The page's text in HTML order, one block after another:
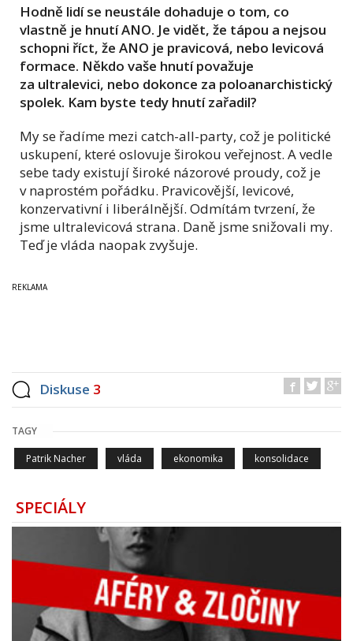
Hodně lidí se neustále dohaduje o tom, co
vlastně je hnutí ANO. Je vidět, že tápou a nejsou
schopni říct, že ANO je pravicová, nebo levicová
formace. Někdo vaše hnutí považuje
za ultralevici, nebo dokonce za poloanarchistický
spolek. Kam byste tedy hnutí zařadil?
My se řadíme mezi catch-all-party, což je politické
uskupení, které oslovuje širokou veřejnost. A vedle
sebe tady existují široké názorové proudy, což je
v naprostém pořádku. Pravicovější, levicové,
konzervativní i liberálnější. Odmítám tvrzení, že
jsme ultralevicová strana. Daně jsme snižovali my.
Teď je vláda naopak zvyšuje.
Diskuse 3
TAGY
Patrik Nacher vláda ekonomika konsolidace
SPECIÁLY